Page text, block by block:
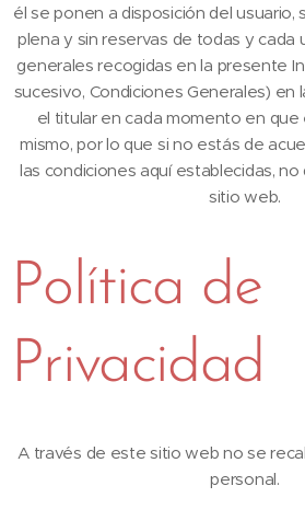
él se ponen a disposición del usuario,
plena y sin reservas de todas y cada
generales recogidas en la presente
sucesivo, Condiciones Generales) en
el titular en cada momento en que
mismo, por lo que si no estás de
las condiciones aquí establecidas,
sitio web.
Política de
Privacidad
A través de este sitio web no se
personal.